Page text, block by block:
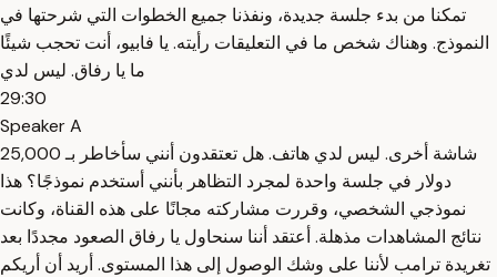
تمكنا من بدء جلسة جديدة، ونفذنا جميع الخطوات التي شرحتها في
النموذج. وهناك شخص ما في التعليقات رأيته. يا فابيو، أنت تحجب شيئًا
ما يا رفاق. ليس لدي
29:30
Speaker A
شاشة أخرى. ليس لدي هاتف. هل تعتقدون أنني سأخاطر بـ 25,000
دولار في جلسة واحدة لمجرد التظاهر بأنني أستخدم نموذجًا؟ هذا
نموذجي الشخصي، وقررت مشاركته مجانًا على هذه القناة، وكانت
نتائج المشاهدات مذهلة. أعتقد أننا سنحاول يا رفاق الصعود مجددًا بعد
تغريدة ترامب لأننا على وشك الوصول إلى هذا المستوى. أريد أن أريكم